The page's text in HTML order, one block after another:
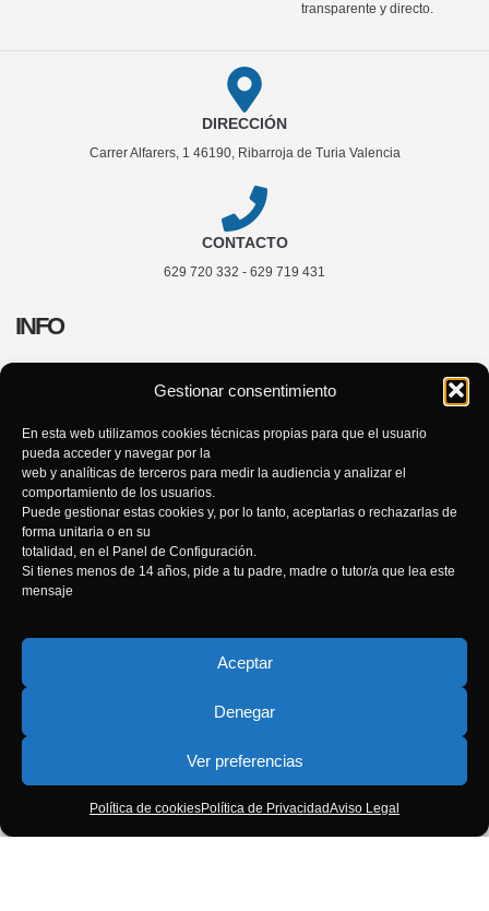
Gestionar consentimiento
En esta web utilizamos cookies técnicas propias para que el usuario
pueda acceder y navegar por la
web y analíticas de terceros para medir la audiencia y analizar el
comportamiento de los usuarios.
Puede gestionar estas cookies y, por lo tanto, aceptarlas o rechazarlas de
forma unitaria o en su
totalidad, en el Panel de Configuración.
Si tienes menos de 14 años, pide a tu padre, madre o tutor/a que lea este
mensaje
Aceptar
Denegar
Ver preferencias
Política de cookiesPolítica de PrivacidadAviso Legal
transparente y directo.
DIRECCIÓN
Carrer Alfarers, 1 46190, Ribarroja de Turia Valencia
CONTACTO
629 720 332 - 629 719 431
INFO
Política de Privacidad
Contacto
Haz clic para aceptar cookies de marketing
y permitir este contenido